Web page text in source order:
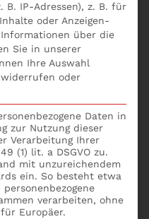
November 2021.
,Continuity
,Seminare Aktuell,
dient das Business
Management?
04 gibt Leitlinien für
Sicherheitsrisiken.
Notfallmanagement
zu
Dienstleistung zu
einer
B. IP-Adressen), z. B. für
oder Anzeigen-
über die
Sie in unserer
Ihre Auswahl
widerrufen oder
Daten in
zur Nutzung dieser
Verarbeitung Ihrer
(1) lit. a DSGVO zu.
mit unzureichendem
ein. So besteht etwa
verarbeiten, ohne
Europäer.